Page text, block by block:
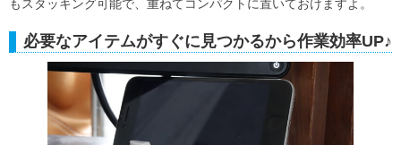
もスタッキング可能で、重ねてコンパクトに置いておけますよ。
必要なアイテムがすぐに見つかるから作業効率UP♪